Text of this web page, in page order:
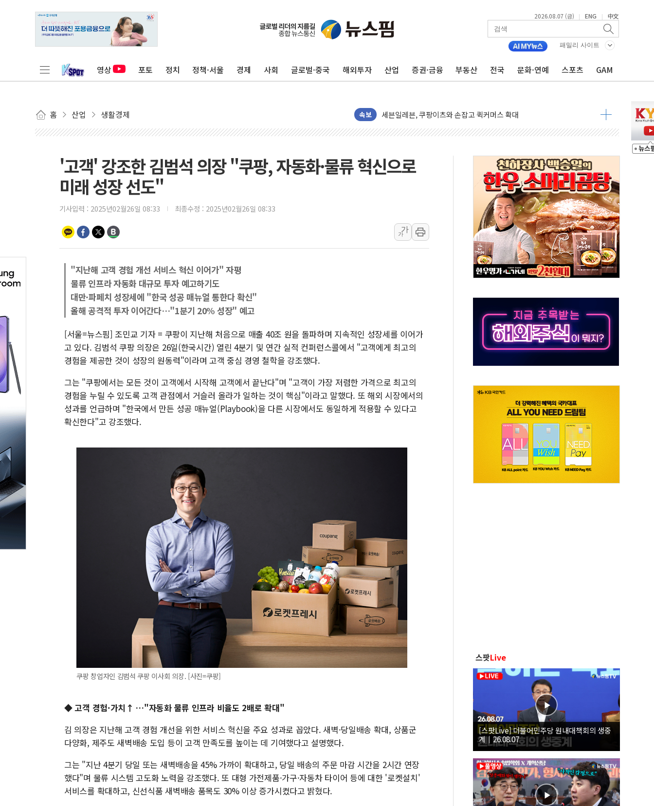
2026.08.07 (금) | ENG | 中文
패밀리 사이트
영상 포토 정치 정책·서울 경제 사회 글로벌·중국 해외투자 산업 증권·금융 부동산 전국 문화·연예 스포츠 GAM
홈 산업 생활경제 속보
오에스피, '세계 고양이의 날' 맞아 네이버와 대규모 프로모션
사우디 "북·남서 이란 지휘 아래 동시 공격 임박…에너지·항만 표적"
GLN인터내셔널, 방한 외국인 QR결제 서비스 확장 나선다
에스트래픽, LS 일렉트릭 철도신호 사업 인수 계약
폭염에 하루 온열질환자 208명…누적 사망자 23명·가축 83만마리 폐사
[특징주] 저가 매수 유입…프리마켓 대형주 소폭 반등
이란 협상단장, 트럼프 'TACO' 조롱 "쇼외교...더 이상 필요 없다"
네이버, AI 투자로 숨 고르기…매출 16% 늘고 영업이익은 제자리
카카오스타일 지그재그, '직잭뷰티 페스타'…최대 91% 할인
풀무원푸드앤컬처, 인천공항서 '팔도음식대전'
애경산업, 서울시 취약계층 위해 53억원 상당 통큰 기부
중기부, 떡국·떡볶이떡 제조업 '생계형 적합업종' 재지정...5년 더 보호
[브라질증시] 금리 인하에도 추가 완화 불확실성에 1.2% 하락 마감
[뉴스핌 이 시각 PICK] 李, 오늘 부동산 2차 회의 外
카드사 고객 유입 창구 된 '트래블카드'…휴가철 넘어 장기 고객 묶는다
'고객' 강조한 김범석 의장 "쿠팡, 자동화·물류 혁신으로
미래 성장 선도"
기사입력 : 2025년02월26일 08:33 최종수정 : 2025년02월26일 08:33
가
가
"지난해 고객 경험 개선 서비스 혁신 이어가" 자평
물류 인프라 자동화 대규모 투자 예고하기도
대만·파페치 성장세에 "한국 성공 매뉴얼 통한다 확신"
올해 공격적 투자 이어간다…"1분기 20% 성장" 예고
[서울=뉴스핌] 조민교 기자 = 쿠팡이 지난해 처음으로 매출 40조 원을 돌파하며 지속적인 성장세를 이어가
고 있다. 김범석 쿠팡 의장은 26일(한국시간) 열린 4분기 및 연간 실적 컨퍼런스콜에서 "고객에게 최고의
경험을 제공한 것이 성장의 원동력"이라며 고객 중심 경영 철학을 강조했다.
그는 "쿠팡에서는 모든 것이 고객에서 시작해 고객에서 끝난다"며 "고객이 가장 저렴한 가격으로 최고의
경험을 누릴 수 있도록 고객 관점에서 거슬러 올라가 일하는 것이 핵심"이라고 말했다. 또 해외 시장에서의
성과를 언급하며 "한국에서 만든 성공 매뉴얼(Playbook)을 다른 시장에서도 동일하게 적용할 수 있다고
확신한다"고 강조했다.
쿠팡 창업자인 김범석 쿠팡 이사회 의장. [사진=쿠팡]
◆ 고객 경험·가치↑ …"자동화 물류 인프라 비율도 2배로 확대"
김 의장은 지난해 고객 경험 개선을 위한 서비스 혁신을 주요 성과로 꼽았다. 새벽·당일배송 확대, 상품군
다양화, 제주도 새벽배송 도입 등이 고객 만족도를 높이는 데 기여했다고 설명했다.
그는 "지난 4분기 당일 또는 새벽배송을 45% 가까이 확대하고, 당일 배송의 주문 마감 시간을 2시간 연장
했다"며 물류 시스템 고도화 노력을 강조했다. 또 대형 가전제품·가구·자동차 타이어 등에 대한 '로켓설치'
서비스를 확대하고, 신선식품 새벽배송 품목도 30% 이상 증가시켰다고 밝혔다.
스팟Live
[스팟Live] 더불어민주당 원내대책회의 생중
계｜26.08.07